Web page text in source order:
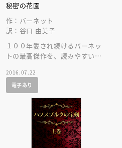
秘密の花園
作：バーネット
訳：谷口 由美子
１００年愛され続けるバーネッ
トの最高傑作を、読みやすい新
庫版全３巻の合本版です。
2016.07.22
電子あり